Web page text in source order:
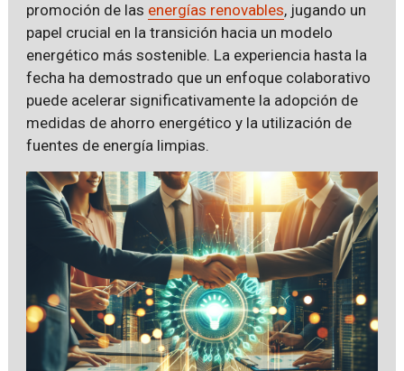
promoción de las energías renovables, jugando un
papel crucial en la transición hacia un modelo
energético más sostenible. La experiencia hasta la
fecha ha demostrado que un enfoque colaborativo
puede acelerar significativamente la adopción de
medidas de ahorro energético y la utilización de
fuentes de energía limpias.